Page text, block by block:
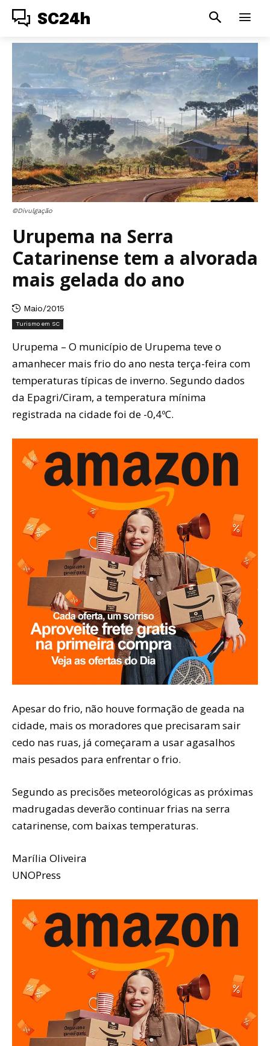
SC24h
©Divulgação
Urupema na Serra
Catarinense tem a alvorada
mais gelada do ano
Maio/2015
Turismo em SC
Urupema – O município de Urupema teve o
amanhecer mais frio do ano nesta terça-feira com
temperaturas típicas de inverno. Segundo dados
da Epagri/Ciram, a temperatura mínima
registrada na cidade foi de -0,4ºC.
Apesar do frio, não houve formação de geada na
cidade, mais os moradores que precisaram sair
cedo nas ruas, já começaram a usar agasalhos
mais pesados para enfrentar o frio.
Segundo as precisões meteorológicas as próximas
madrugadas deverão continuar frias na serra
catarinense, com baixas temperaturas.
Marília Oliveira
UNOPress